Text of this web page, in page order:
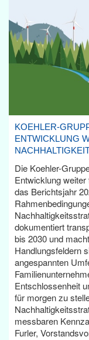
KOEHLER-
ENTWICKLUNG
Die Koehler-
Entwicklung
das Berichtsjahr
dokumentiert
bis 2030 und
Handlungsfeldern
angespannten
Entschlossenheit
für morgen zu
messbaren
Furler,